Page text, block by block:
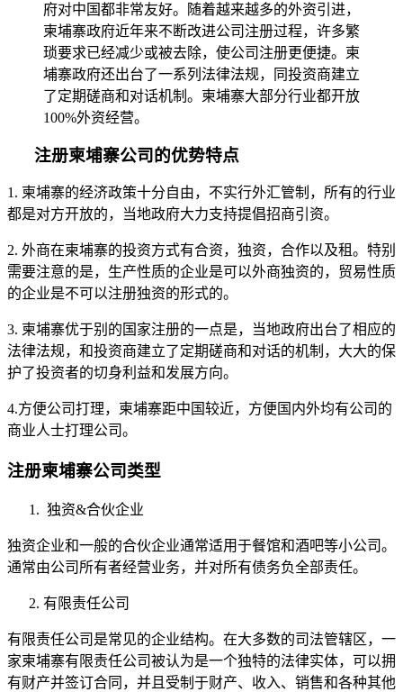
府对中国都非常友好。随着越来越多的外资引进，
柬埔寨政府近年来不断改进公司注册过程，许多繁
琐要求已经减少或被去除，使公司注册更便捷。柬
埔寨政府还出台了一系列法律法规，同投资商建立
了定期磋商和对话机制。柬埔寨大部分行业都开放
100%外资经营。
注册柬埔寨公司的优势特点
1. 柬埔寨的经济政策十分自由，不实行外汇管制，所有的行业
都是对方开放的，当地政府大力支持提倡招商引资。
2. 外商在柬埔寨的投资方式有合资，独资，合作以及租。特别
需要注意的是，生产性质的企业是可以外商独资的，贸易性质
的企业是不可以注册独资的形式的。
3. 柬埔寨优于别的国家注册的一点是，当地政府出台了相应的
法律法规，和投资商建立了定期磋商和对话的机制，大大的保
护了投资者的切身利益和发展方向。
4.方便公司打理，柬埔寨距中国较近，方便国内外均有公司的
商业人士打理公司。
注册柬埔寨公司类型
独资&合伙企业
独资企业和一般的合伙企业通常适用于餐馆和酒吧等小公司。
通常由公司所有者经营业务，并对所有债务负全部责任。
有限责任公司
有限责任公司是常见的企业结构。在大多数的司法管辖区，一
家柬埔寨有限责任公司被认为是一个独特的法律实体，可以拥
有财产并签订合同，并且受制于财产、收入、销售和各种其他